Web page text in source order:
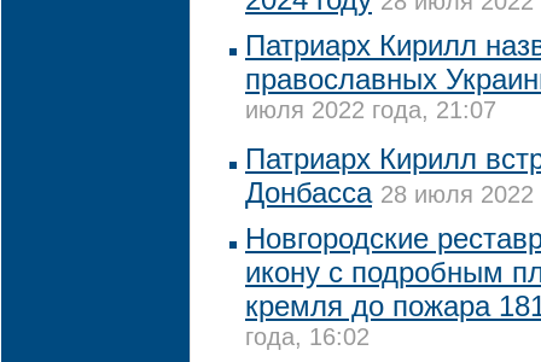
Патриарх Кирилл
православных
июля 2022 года, 21:07
Патриарх Кирилл
Донбасса 28 июля 2022
Новгородские
икону с подробным
кремля до пожара
года, 16:02